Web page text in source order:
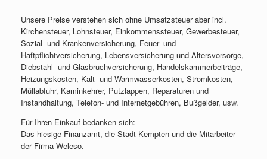
Unsere Preise verstehen sich ohne Umsatzsteuer aber incl.
Kirchensteuer, Lohnsteuer, Einkommenssteuer, Gewerbesteuer,
Sozial- und Krankenversicherung, Feuer- und
Haftpflichtversicherung, Lebensversicherung und Altersvorsorge,
Diebstahl- und Glasbruchversicherung, Handelskammerbeiträge,
Heizungskosten, Kalt- und Warmwasserkosten, Stromkosten,
Müllabfuhr, Kaminkehrer, Putzlappen, Reparaturen und
Instandhaltung, Telefon- und Internetgebühren, Bußgelder, usw.
Für Ihren Einkauf bedanken sich:
Das hiesige Finanzamt, die Stadt Kempten und die Mitarbeiter
der Firma Weleso.